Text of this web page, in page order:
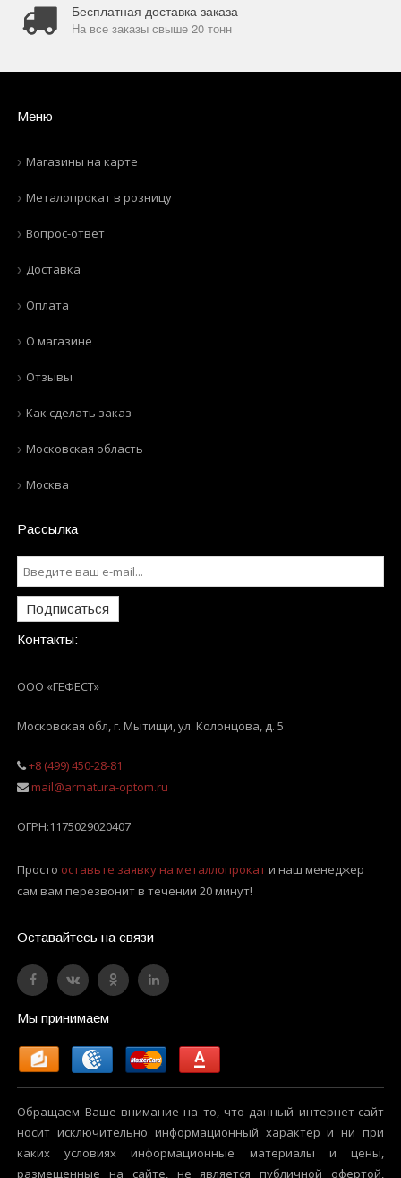
Бесплатная доставка заказа
На все заказы свыше 20 тонн
Меню
Магазины на карте
Металопрокат в розницу
Вопрос-ответ
Доставка
Оплата
О магазине
Отзывы
Как сделать заказ
Московская область
Москва
Рассылка
Подписаться
Контакты:
ООО «ГЕФЕСТ»
Московская обл, г. Мытищи,ул. Колонцова, д. 5
+8 (499) 450-28-81
mail@armatura-optom.ru
ОГРН:1175029020407
Просто оставьте заявку на металлопрокати наш менеджер
сам вам перезвонит в течении 20 минут!
Оставайтесь на связи
Мы принимаем
Обращаем Ваше внимание на то, что данный интернет-сайт
носит исключительно информационный характер и ни при
каких условиях информационные материалы и цены,
размещенные на сайте, не является публичной офертой,